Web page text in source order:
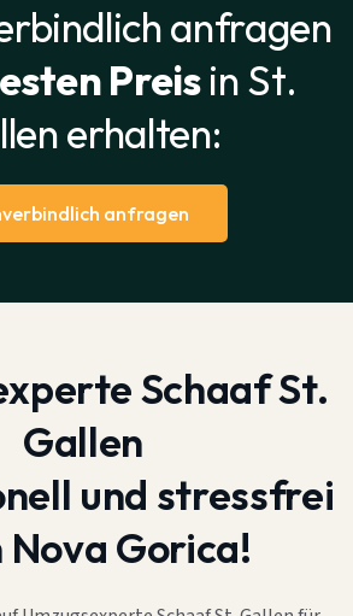
anfragen
Preisin St.
erhalten:
anfragen
Schaaf St.
Gallen
und stressfrei
Nova Gorica!